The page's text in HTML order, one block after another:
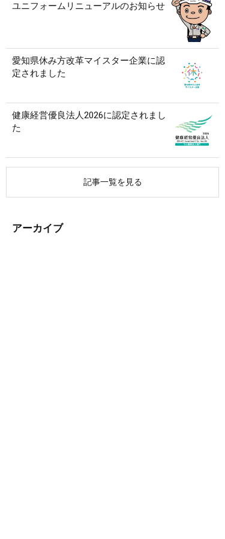
ユニフォームリニューアルのお知らせ
愛知県休み方改革マイスター企業に認
定されました
健康経営優良法人2026に認定されまし
た
記事一覧を見る
アーカイブ